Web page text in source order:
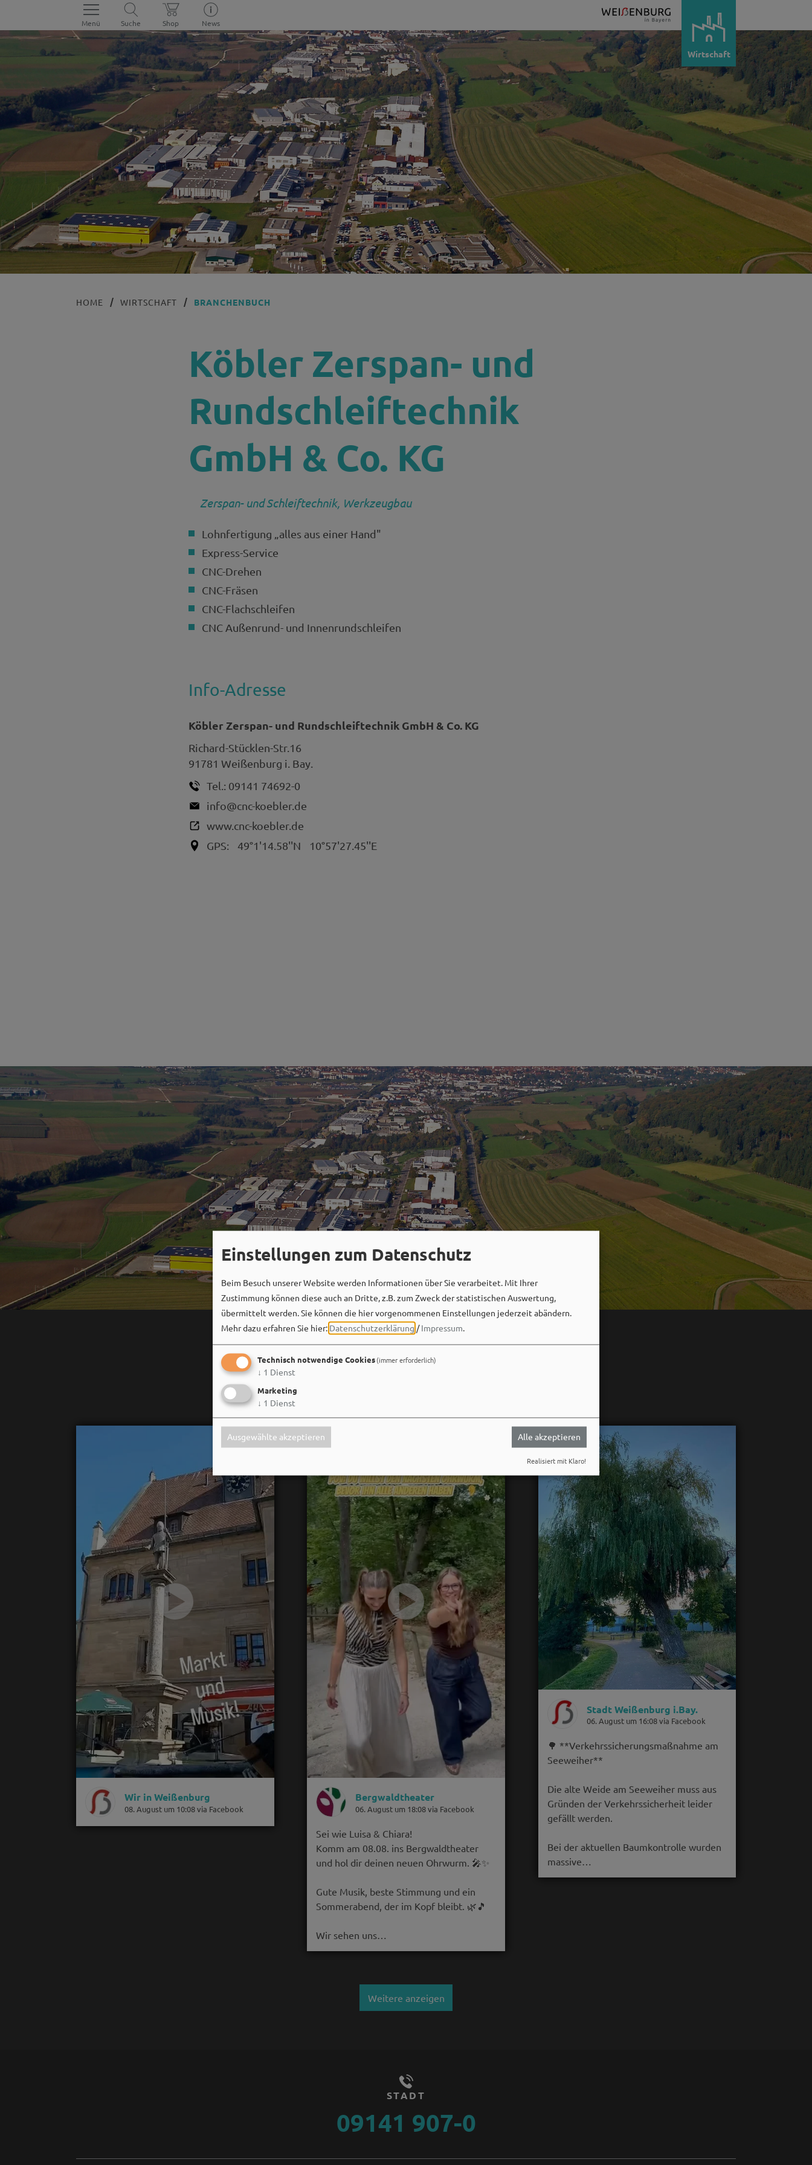
Menü Suche Shop News
Wirtschaft
HOME WIRTSCHAFT BRANCHENBUCH
Köbler Zerspan- und
Rundschleiftechnik
GmbH & Co. KG
Zerspan- und Schleiftechnik, Werkzeugbau
Lohnfertigung „alles aus einer Hand"
Express-Service
CNC-Drehen
CNC-Fräsen
CNC-Flachschleifen
CNC Außenrund- und Innenrundschleifen
Info-Adresse
Köbler Zerspan- und Rundschleiftechnik GmbH & Co. KG
Richard-Stücklen-Str.16
91781 Weißenburg i. Bay.
Tel.: 09141 74692-0
info@cnc-koebler.de
www.cnc-koebler.de
GPS:
49°1'14.58''N 10°57'27.45''E
Social Media
Wir in Weißenburg
08. August um 10:08 via Facebook
Bergwaldtheater
06. August um 18:08 via Facebook
Sei wie Luisa & Chiara!
Komm am 08.08. ins Bergwaldtheater
und hol dir deinen neuen Ohrwurm. 🎤✨
Gute Musik, beste Stimmung und ein
Sommerabend, der im Kopf bleibt. 🌿🎵
Wir sehen uns…
Stadt Weißenburg i.Bay.
06. August um 16:08 via Facebook
🌳 **Verkehrssicherungsmaßnahme am
Seeweiher**
Die alte Weide am Seeweiher muss aus
Gründen der Verkehrssicherheit leider
gefällt werden.
Bei der aktuellen Baumkontrolle wurden
massive…
Weitere anzeigen
STADT
09141 907-0
Einstellungen zum Datenschutz
Beim Besuch unserer Website werden Informationen über Sie verarbeitet. Mit Ihrer
Zustimmung können diese auch an Dritte, z.B. zum Zweck der statistischen Auswertung,
übermittelt werden. Sie können die hier vorgenommenen Einstellungen jederzeit abändern.
Mehr dazu erfahren Sie hier: Datenschutzerklärung /Impressum.
Technisch notwendige Cookies(immer erforderlich)
↓ 1 Dienst
Marketing
↓ 1 Dienst
Ausgewählte akzeptieren Alle akzeptieren
Realisiert mit Klaro!